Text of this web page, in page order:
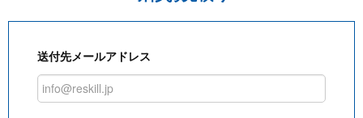
送付先メールアドレス